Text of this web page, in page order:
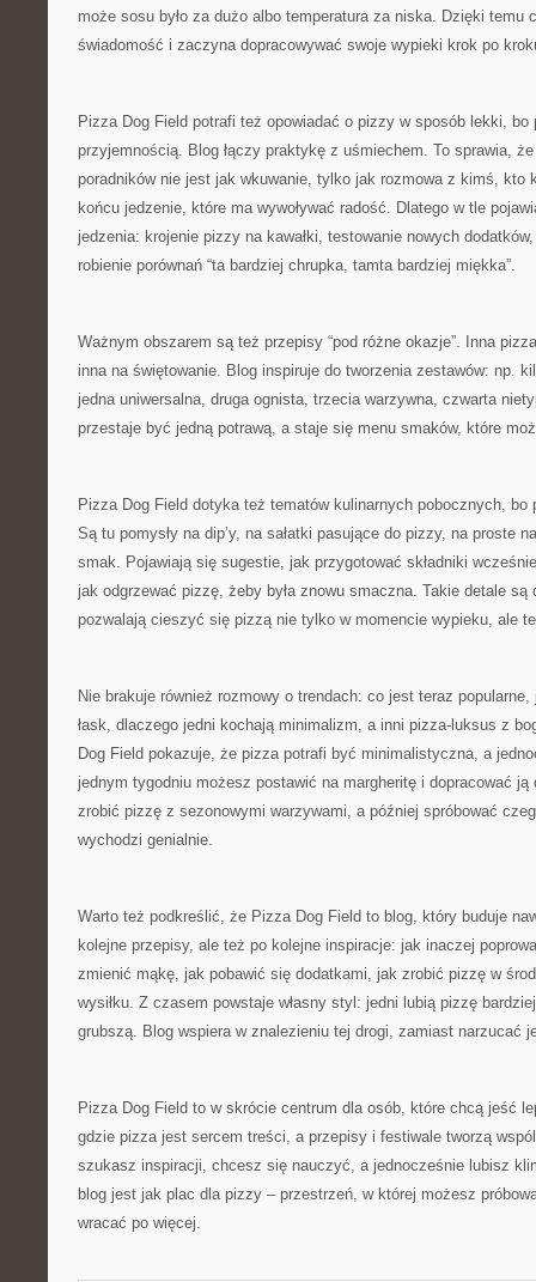
może sosu było za dużo albo temperatura za niska. Dzięki temu
świadomość i zaczyna dopracowywać swoje wypieki krok po
Pizza Dog Field potrafi też opowiadać o pizzy w sposób lekki,
przyjemnością. Blog łączy praktykę z uśmiechem. To sprawia,
poradników nie jest jak wkuwanie, tylko jak rozmowa z kimś, kto
końcu jedzenie, które ma wywoływać radość. Dlatego w tle
jedzenia: krojenie pizzy na kawałki, testowanie nowych
robienie porównań “ta bardziej chrupka, tamta bardziej miękka”.
Ważnym obszarem są też przepisy “pod różne okazje”. Inna
inna na świętowanie. Blog inspiruje do tworzenia zestawów: np.
jedna uniwersalna, druga ognista, trzecia warzywna, czwarta
przestaje być jedną potrawą, a staje się menu smaków, które
Pizza Dog Field dotyka też tematów kulinarnych pobocznych,
Są tu pomysły na dip’y, na sałatki pasujące do pizzy, na proste
smak. Pojawiają się sugestie, jak przygotować składniki
jak odgrzewać pizzę, żeby była znowu smaczna. Takie detale są
pozwalają cieszyć się pizzą nie tylko w momencie wypieku, ale
Nie brakuje również rozmowy o trendach: co jest teraz
łask, dlaczego jedni kochają minimalizm, a inni pizza-luksus z
Dog Field pokazuje, że pizza potrafi być minimalistyczna, a
jednym tygodniu możesz postawić na margheritę i dopracować
zrobić pizzę z sezonowymi warzywami, a później spróbować
wychodzi genialnie.
Warto też podkreślić, że Pizza Dog Field to blog, który buduje
kolejne przepisy, ale też po kolejne inspiracje: jak inaczej
zmienić mąkę, jak pobawić się dodatkami, jak zrobić pizzę w
wysiłku. Z czasem powstaje własny styl: jedni lubią pizzę
grubszą. Blog wspiera w znalezieniu tej drogi, zamiast narzucać
Pizza Dog Field to w skrócie centrum dla osób, które chcą jeść
gdzie pizza jest sercem treści, a przepisy i festiwale tworzą
szukasz inspiracji, chcesz się nauczyć, a jednocześnie lubisz
blog jest jak plac dla pizzy – przestrzeń, w której możesz
wracać po więcej.